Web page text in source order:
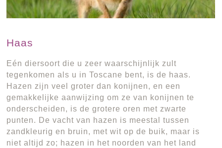
Haas
Eén diersoort die u zeer waarschijnlijk zult
tegenkomen als u in Toscane bent, is de haas.
Hazen zijn veel groter dan konijnen, en een
gemakkelijke aanwijzing om ze van konijnen te
onderscheiden, is de grotere oren met zwarte
punten. De vacht van hazen is meestal tussen
zandkleurig en bruin, met wit op de buik, maar is
niet altijd zo; hazen in het noorden van het land